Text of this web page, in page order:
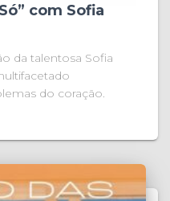
com Sofia
da talentosa Sofia
do coração.